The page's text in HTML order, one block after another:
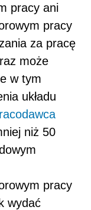
pracy ani
pracy
za pracę
może
w tym
układu
niż 50
pracy
wydać